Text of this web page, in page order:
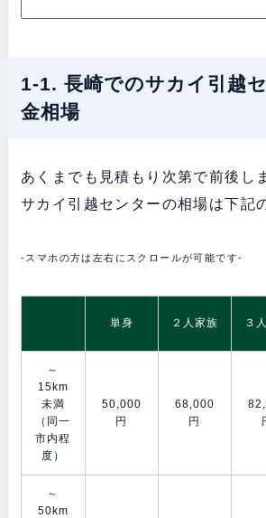
1-1. 長崎でのサカイ引越
金相場
あくまでも見積もり次第で前後し
サカイ引越センターの相場は下記
-スマホの方は左右にスクロールが可能です-
単身 ２人家族 ３
～
15km
未満
（同一
市内程
度）
50,000
円
68,000
円
～
50km